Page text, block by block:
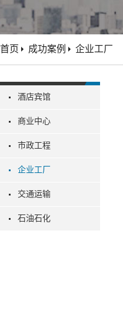
酒店宾馆
商业中心
市政工程
企业工厂
交通运输
石油石化
首页 成功案例 企业工厂